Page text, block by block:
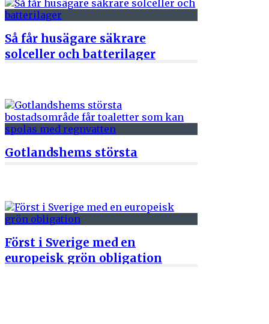
Så får husägare säkrare
solceller och batterilager
Gotlandshems största
regnvatten
2 juni 2026
Först i Sverige med en
europeisk grön obligation